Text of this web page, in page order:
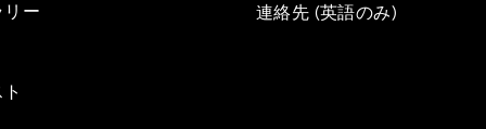
リー
連絡先 (英語のみ)